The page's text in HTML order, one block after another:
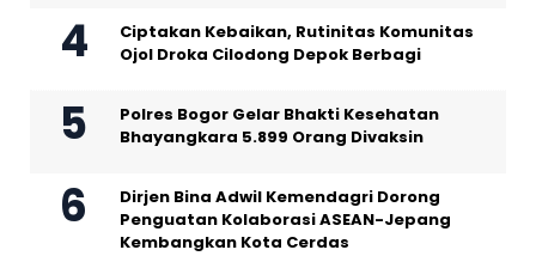
Ciptakan Kebaikan, Rutinitas Komunitas
Ojol Droka Cilodong Depok Berbagi
Polres Bogor Gelar Bhakti Kesehatan
Bhayangkara 5.899 Orang Divaksin
Dirjen Bina Adwil Kemendagri Dorong
Penguatan Kolaborasi ASEAN-Jepang
Kembangkan Kota Cerdas